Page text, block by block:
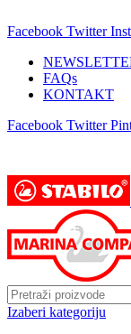
Facebook Twitter
FAQs
KONTAKT
Facebook Twitter
Izaberi kategoriju